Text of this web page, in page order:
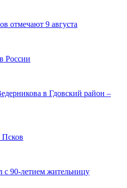
отмечают 9 августа
России
в Гдовский район –
Псков
90-летием жительницу